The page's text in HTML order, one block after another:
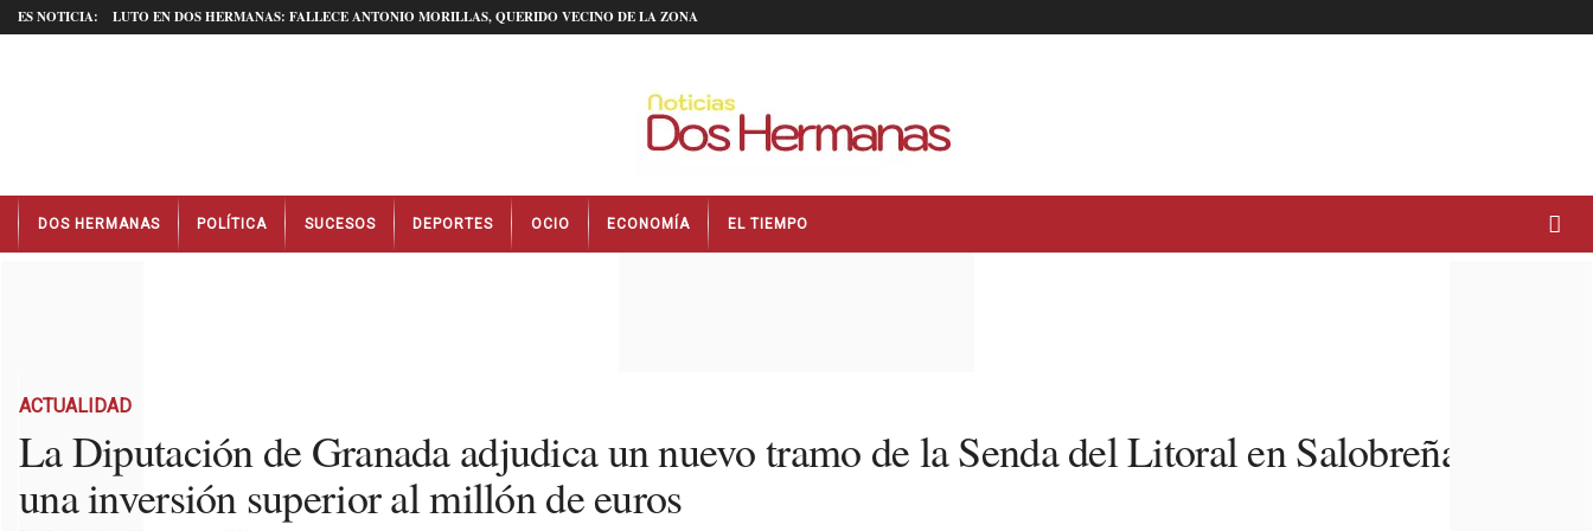
ES NOTICIA: LUTO EN DOS HERMANAS: FALLECE ANTONIO MORILLAS, QUERIDO VECINO DE LA ZONA
t
DOS HERMANAS POLÍTICA SUCESOS DEPORTES OCIO ECONOMÍA EL TIEMPO
ACTUALIDAD
La Diputación de Granada adjudica un nuevo tramo de la Senda del Litoral en Salobreña con
una inversión superior al millón de euros